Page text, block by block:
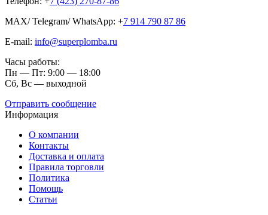
MAX/ Telegram/ WhatsApp: +7 914 790 87 86
E-mail: info@superplomba.ru
Часы работы:
Пн — Пт: 9:00 — 18:00
Сб, Вc — выходной
Отправить сообщение
Информация
О компании
Контакты
Доставка и оплата
Правила торговли
Политика
Помощь
Статьи